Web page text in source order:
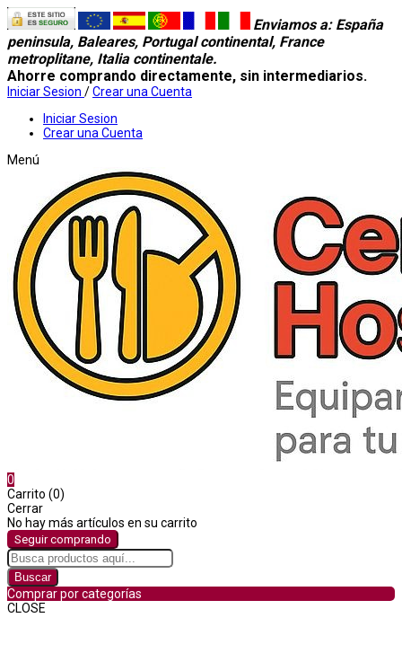
Enviamos a: España
peninsula, Baleares, Portugal continental, France
metroplitane, Italia continentale.
Ahorre comprando directamente, sin intermediarios.
Iniciar Sesion /Crear una Cuenta
Iniciar Sesion
Crear una Cuenta
Menú
0
Carrito (0)
Cerrar
No hay más artículos en su carrito
Seguir comprando
Buscar
Comprar por categorías
CLOSE